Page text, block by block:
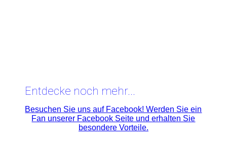
Entdecke noch mehr...
Besuchen Sie uns auf Facebook! Werden Sie ein
Fan unserer Facebook Seite und erhalten Sie
besondere Vorteile.